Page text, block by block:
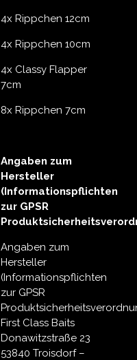
4x Rippchen 12cm
4x Rippchen 10cm
4x Classy Flapper
7cm
8x Rippchen 7cm
Angaben zum
Hersteller
(Informationspflichten
zur GPSR
Angaben zum
Hersteller
(Informationspflichten
zur GPSR
First Class Baits
Donawitzstraße 23
53840 Troisdorf –